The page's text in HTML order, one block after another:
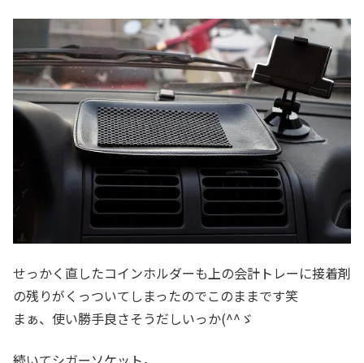
せっかく直したコインホルダーも上の会計トレーに接着剤
の残りがくっついてしまったのでこのままです笑
まぁ、使い勝手良さそうだしいっか(^^ゞ